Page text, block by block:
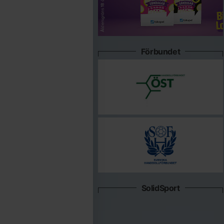
Förbundet
SolidSport